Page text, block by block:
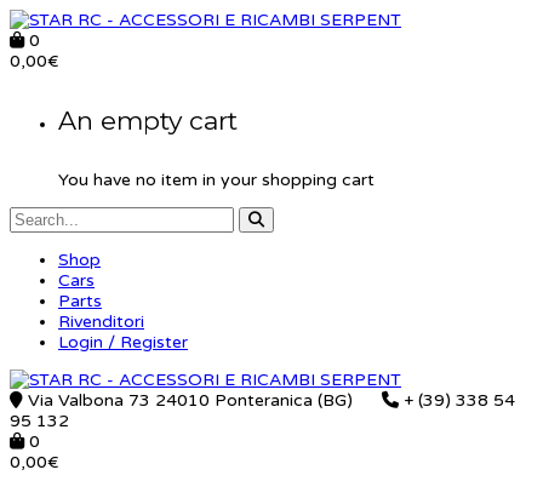
0
0,00€
An empty cart
You have no item in your shopping cart
Shop
Cars
Parts
Rivenditori
Login / Register
Via Valbona 73 24010 Ponteranica (BG)
+ (39) 338 54
95 132
0
0,00€